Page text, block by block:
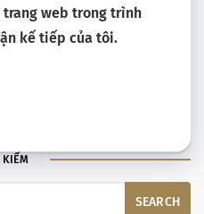
web trong trình
kế tiếp của tôi.